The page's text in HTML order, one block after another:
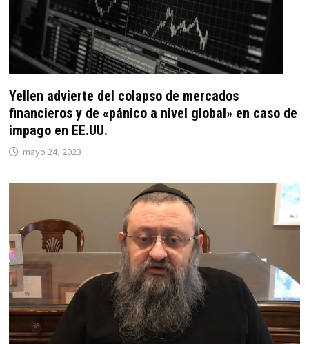
Yellen advierte del colapso de mercados
financieros y de «pánico a nivel global» en caso de
impago en EE.UU.
mayo 24, 2023